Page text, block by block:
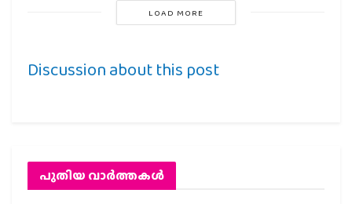
LOAD MORE
Discussion about this post
പുതിയ വാര്‍ത്തകള്‍